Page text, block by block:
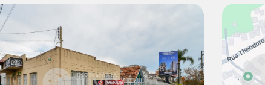
Venda: